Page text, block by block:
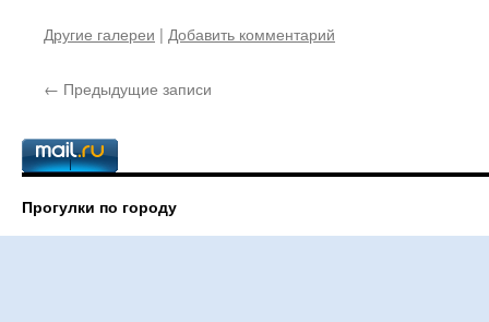
Другие галереи | Добавить комментарий
← Предыдущие записи
Прогулки по городу